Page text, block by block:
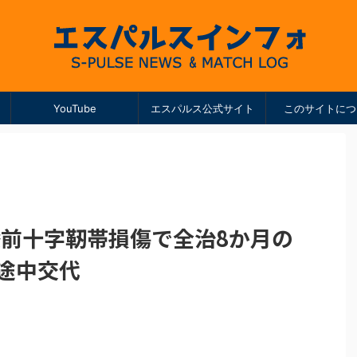
YouTube エスパルス公式サイト このサイトに
十字靭帯損傷で全治8か月の
中交代